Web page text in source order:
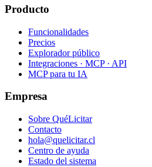
Producto
Funcionalidades
Precios
Explorador público
Integraciones · MCP · API
MCP para tu IA
Empresa
Sobre QuéLicitar
Contacto
hola@quelicitar.cl
Centro de ayuda
Estado del sistema